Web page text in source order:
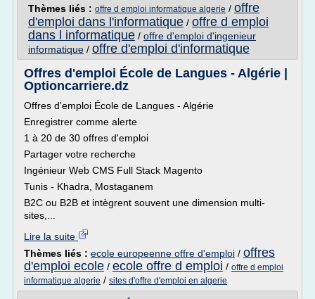
Thèmes liés : offre d emploi informatique algerie / offre
d'emploi dans l'informatique / offre d emploi
dans l informatique / offre d'emploi d'ingenieur
informatique / offre d'emploi d'informatique
Offres d'emploi École de Langues - Algérie |
Optioncarriere.dz
Offres d'emploi École de Langues - Algérie
Enregistrer comme alerte
1 à 20 de 30 offres d'emploi
Partager votre recherche
Ingénieur Web CMS Full Stack Magento
Tunis - Khadra, Mostaganem
B2C ou B2B et intègrent souvent une dimension multi-
sites,...
Lire la suite
Thèmes liés : ecole europeenne offre d'emploi / offres
d'emploi ecole / ecole offre d emploi / offre d emploi
informatique algerie / sites d'offre d'emploi en algerie